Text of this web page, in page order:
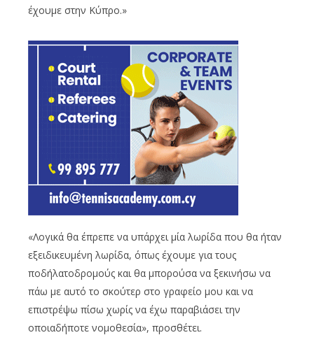
έχουμε στην Κύπρο.»
«Λογικά θα έπρεπε να υπάρχει μία λωρίδα που θα ήταν
εξειδικευμένη λωρίδα, όπως έχουμε για τους
ποδήλατοδρομούς και θα μπορούσα να ξεκινήσω να
πάω με αυτό το σκούτερ στο γραφείο μου και να
επιστρέψω πίσω χωρίς να έχω παραβιάσει την
οποιαδήποτε νομοθεσία», προσθέτει.